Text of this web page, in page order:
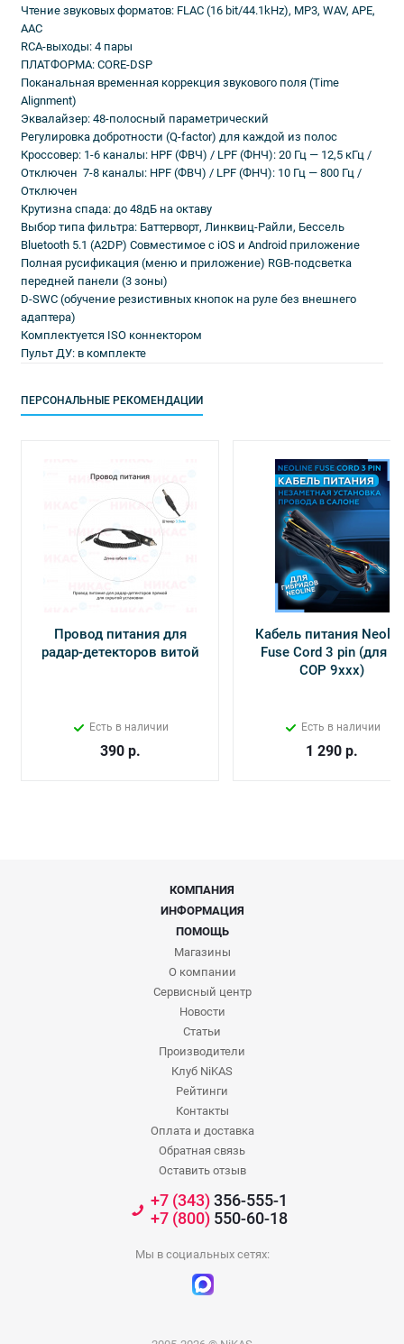
Чтение звуковых форматов: FLAC (16 bit/44.1kHz), MP3, WAV, APE,
AAC
RCA-выходы: 4 пары
ПЛАТФОРМА: CORE-DSP
Поканальная временная коррекция звукового поля (Time
Alignment)
Эквалайзер: 48-полосный параметрический
Регулировка добротности (Q-factor) для каждой из полос
Кроссовер: 1-6 каналы: HPF (ФВЧ) / LPF (ФНЧ): 20 Гц — 12,5 кГц /
Отключен 7-8 каналы: HPF (ФВЧ) / LPF (ФНЧ): 10 Гц — 800 Гц /
Отключен
Крутизна спада: до 48дБ на октаву
Выбор типа фильтра: Баттерворт, Линквиц-Райли, Бессель
Bluetooth 5.1 (A2DP) Совместимое с iOS и Android приложение
Полная русификация (меню и приложение) RGB-подсветка
передней панели (3 зоны)
D-SWC (обучение резистивных кнопок на руле без внешнего
адаптера)
Комплектуется ISO коннектором
Пульт ДУ: в комплекте
ПЕРСОНАЛЬНЫЕ РЕКОМЕНДАЦИИ
Провод питания для
радар-детекторов витой
Есть в наличии
390р.
Кабель питания
Fuse Cord 3 pin (для Х-
СОР 9ххх)
Есть в наличии
1 290 р.
КОМПАНИЯ
ИНФОРМАЦИЯ
ПОМОЩЬ
Магазины
О компании
Сервисный центр
Новости
Статьи
Производители
Клуб NiKAS
Рейтинги
Контакты
Оплата и доставка
Обратная связь
Оставить отзыв
+7 (343)356-555-1
+7 (800)550-60-18
Мы в социальных сетях: